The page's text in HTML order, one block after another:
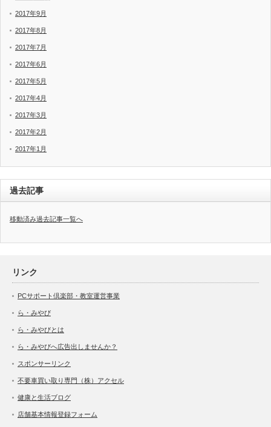
2017年9月
2017年8月
2017年7月
2017年6月
2017年5月
2017年4月
2017年3月
2017年2月
2017年1月
過去記事
移動済み過去記事一覧へ
リンク
PCサポート倶楽部・教室運営事業
ら・みやび
ら・みやびとは
ら・みやびへ広告出しませんか？
スポンサーリンク
不要車買い取り専門（株）アクセル
健康と生活ブログ
店舗基本情報登録フォーム